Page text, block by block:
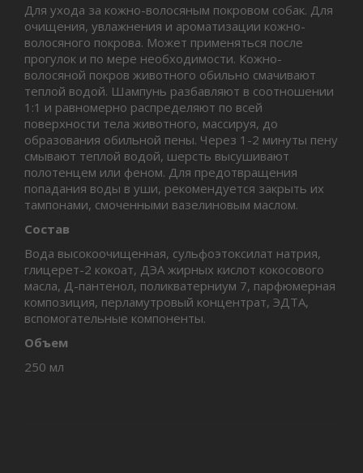
Для ухода за кожно-волосяным покровом собак. Для
очищения, увлажнения и ароматизации кожно-
волосяного покрова. Может применяться после
прогулок и по мере необходимости. Кожно-
волосяной покров животного обильно смачивают
теплой водой. Шампунь разбавляют в соотношении
1:1 и равномерно распределяют по всей
поверхности тела животного, массируя, до
образования обильной пены. Через 1-2 минуты пену
смывают теплой водой, шерсть высушивают
полотенцем или феном. Для предотвращения
попадания воды в уши, рекомендуется закрыть их
тампонами, смоченными вазелиновым маслом.
Состав
Вода высокоочищенная, сульфоэтоксилат натрия,
глицерет-2 кокоат, ДЭА жирных кислот кокосового
масла, Д-пантенол, поликватерниум 7, парфюмерная
композиция, перламутровый концентрат, ЭДТА,
вспомогательные компоненты.
Объем
250 мл